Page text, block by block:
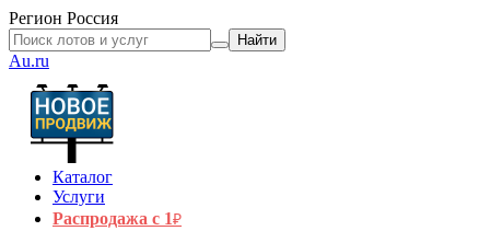
Регион Россия
Найти
Au.ru
Каталог
Услуги
Распродажа с 1₽